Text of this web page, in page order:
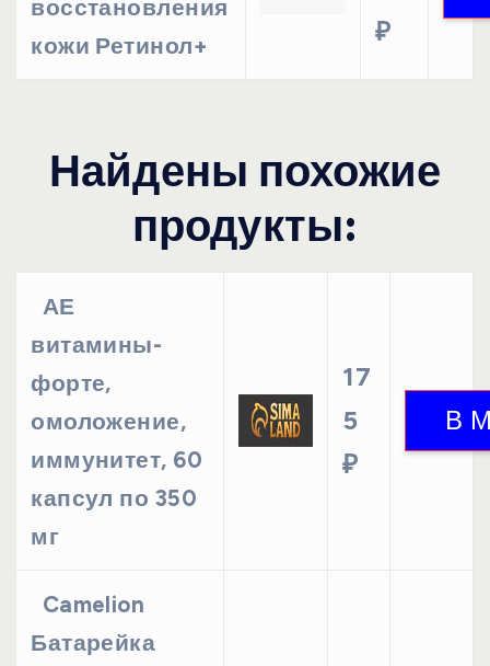
восстановления
кожи Ретинол+
₽
Найдены похожие
продукты:
АЕ
витамины-
форте,
омоложение,
иммунитет, 60
капсул по 350
мг
17
5
₽
Camelion
Батарейка